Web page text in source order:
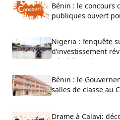
Bénin : le concours
publiques ouvert
Nigeria : l’enquête
d’investissement
administratives
Bénin : le
salles de classe au
Drame à Calavi: